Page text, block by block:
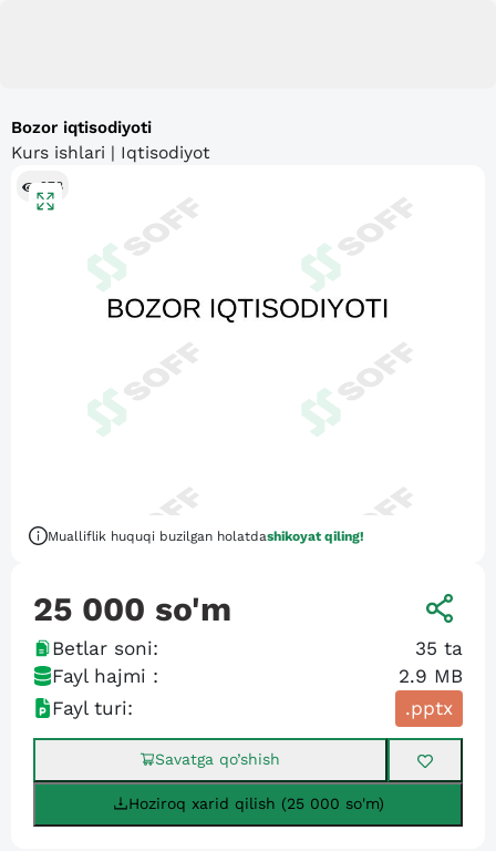
Bozor iqtisodiyoti
Kurs ishlari | Iqtisodiyot
278
Mualliflik huquqi buzilgan holatdashikoyat qiling!
25 000 so'm
Betlar soni: 35 ta
Fayl hajmi :
2.9 MB
Fayl turi:
.pptx
Savatga qo’shish
Hoziroq xarid qilish (25 000 so'm)